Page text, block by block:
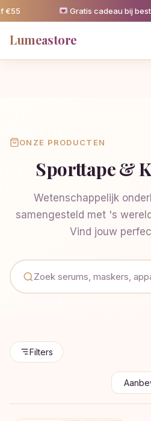
Gratis cadeau bij
Lumeastore
ONZE PRODUCTEN
Sporttape &
Wetenschappelijk
samengesteld met 's
Vind jouw
Filters